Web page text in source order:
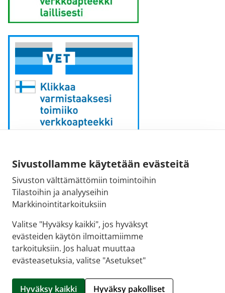
Sivustollamme käytetään evästeitä
Sivuston välttämättömiin toimintoihin
Tilastoihin ja analyyseihin
Markkinointitarkoituksiin
Valitse "Hyväksy kaikki", jos hyväksyt
evästeiden käytön ilmoittamiimme
tarkoituksiin. Jos haluat muuttaa
evästeasetuksia, valitse "Asetukset"
Hyväksy kaikki Hyväksy pakolliset
Sähköpostiosoite:
kirjaamo [at] fimea.fi
Fimean vaihde:
029 522 3341